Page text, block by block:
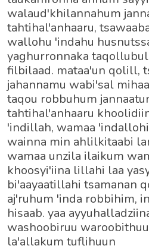
walaud'khilannahum
tahtihal'anhaaru,
wallohu 'indahu
yaghurronnaka
filbilaad. mataa'un qolill,
jahannamu wabi'sal
taqou robbuhum
tahtihal'anhaaru
'indillah, wamaa
wainna min ahlilkitaabi
wamaa unzila ilaikum
khoosyi'iina lillahi laa
bi'aayaatillahi tsamanan
aj'ruhum 'inda robbihim,
hisaab. yaa
washoobiruu
la'allakum tuflihuun